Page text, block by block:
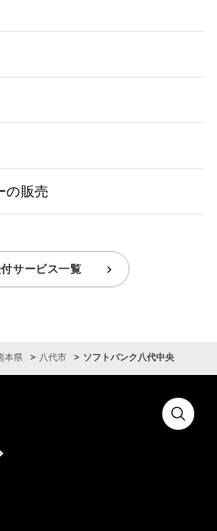
の販売
サービス一覧
本県 八代市 ソフトバンク八代中央